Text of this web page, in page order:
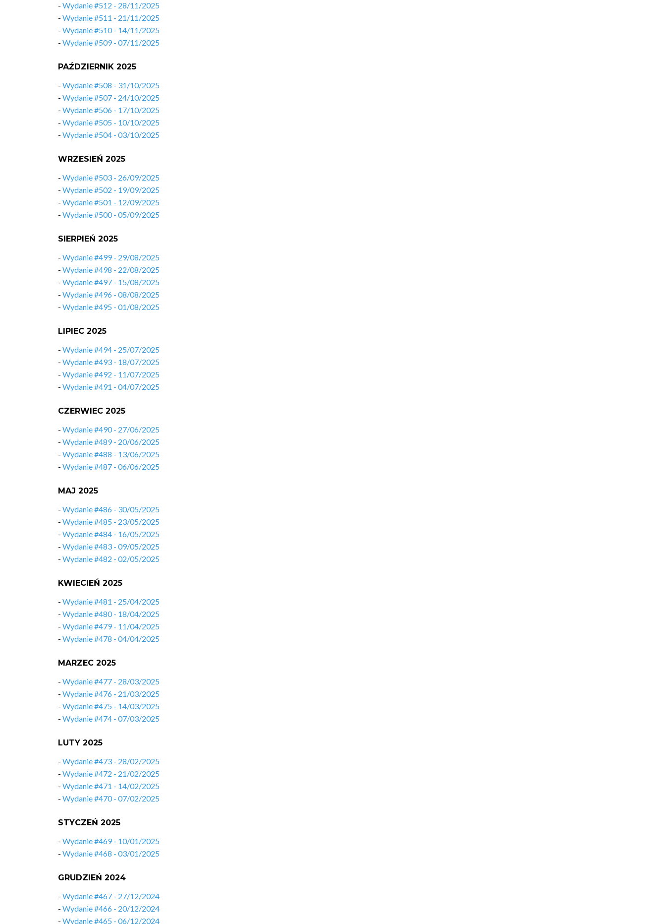
- Wydanie #512 - 28/11/2025
- Wydanie #511 - 21/11/2025
- Wydanie #510 - 14/11/2025
- Wydanie #509 - 07/11/2025
PAŹDZIERNIK 2025
- Wydanie #508 - 31/10/2025
- Wydanie #507 - 24/10/2025
- Wydanie #506 - 17/10/2025
- Wydanie #505 - 10/10/2025
- Wydanie #504 - 03/10/2025
WRZESIEŃ 2025
- Wydanie #503 - 26/09/2025
- Wydanie #502 - 19/09/2025
- Wydanie #501 - 12/09/2025
- Wydanie #500 - 05/09/2025
SIERPIEŃ 2025
- Wydanie #499 - 29/08/2025
- Wydanie #498 - 22/08/2025
- Wydanie #497 - 15/08/2025
- Wydanie #496 - 08/08/2025
- Wydanie #495 - 01/08/2025
LIPIEC 2025
- Wydanie #494 - 25/07/2025
- Wydanie #493 - 18/07/2025
- Wydanie #492 - 11/07/2025
- Wydanie #491 - 04/07/2025
CZERWIEC 2025
- Wydanie #490 - 27/06/2025
- Wydanie #489 - 20/06/2025
- Wydanie #488 - 13/06/2025
- Wydanie #487 - 06/06/2025
MAJ 2025
- Wydanie #486 - 30/05/2025
- Wydanie #485 - 23/05/2025
- Wydanie #484 - 16/05/2025
- Wydanie #483 - 09/05/2025
- Wydanie #482 - 02/05/2025
KWIECIEŃ 2025
- Wydanie #481 - 25/04/2025
- Wydanie #480 - 18/04/2025
- Wydanie #479 - 11/04/2025
- Wydanie #478 - 04/04/2025
MARZEC 2025
- Wydanie #477 - 28/03/2025
- Wydanie #476 - 21/03/2025
- Wydanie #475 - 14/03/2025
- Wydanie #474 - 07/03/2025
LUTY 2025
- Wydanie #473 - 28/02/2025
- Wydanie #472 - 21/02/2025
- Wydanie #471 - 14/02/2025
- Wydanie #470 - 07/02/2025
STYCZEŃ 2025
- Wydanie #469 - 10/01/2025
- Wydanie #468 - 03/01/2025
GRUDZIEŃ 2024
- Wydanie #467 - 27/12/2024
- Wydanie #466 - 20/12/2024
- Wydanie #465 - 06/12/2024